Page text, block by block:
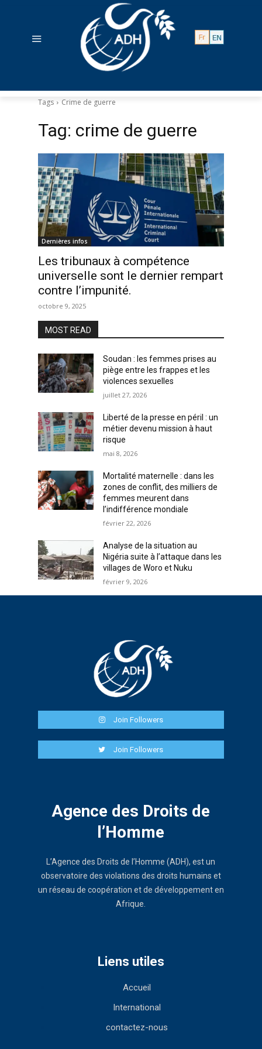
Tags Crime de guerre
Tag: crime de guerre
Dernières infos
Les tribunaux à compétence
universelle sont le dernier rempart
contre l’impunité.
octobre 9, 2025
MOST READ
Soudan : les femmes prises au
piège entre les frappes et les
violences sexuelles
juillet 27, 2026
Liberté de la presse en péril : un
métier devenu mission à haut
risque
mai 8, 2026
Mortalité maternelle : dans les
zones de conflit, des milliers de
femmes meurent dans
l’indifférence mondiale
février 22, 2026
Analyse de la situation au
Nigéria suite à l’attaque dans les
villages de Woro et Nuku
février 9, 2026
Join Followers
Join Followers
Agence des Droits de
l’Homme
L’Agence des Droits de l’Homme (ADH), est un
observatoire des violations des droits humains et
un réseau de coopération et de développement en
Afrique.
Liens utiles
Accueil
International
contactez-nous